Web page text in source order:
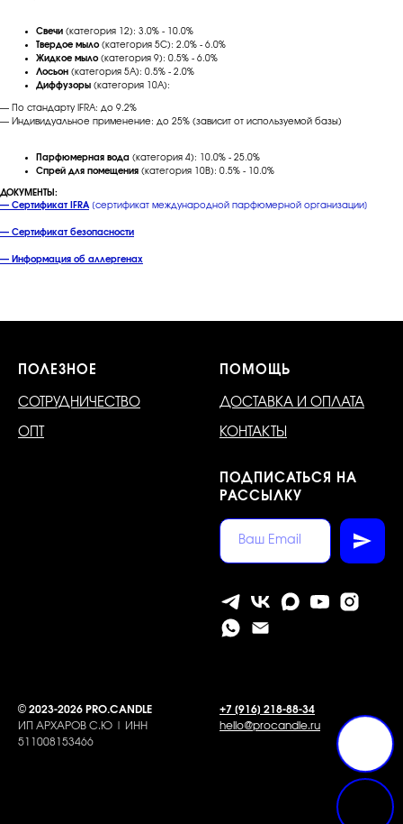
Свечи (категория 12): 3.0% - 10.0%
Твердое мыло(категория 5C): 2.0% - 6.0%
Жидкое мыло(категория 9): 0.5% - 6.0%
Лосьон (категория 5A): 0.5% - 2.0%
Диффузоры (категория 10A):
— По стандарту IFRA: до 9.2%
— Индивидуальное применение: до 25% (зависит от используемой базы)
Парфюмерная вода (категория 4): 10.0% - 25.0%
Спрей для помещения (категория 10B): 0.5% - 10.0%
ДОКУМЕНТЫ:
— Сертификат IFRA [сертификат международной парфюмерной организации]
— Сертификат безопасности
— Информация об аллергенах
ПОЛЕЗНОЕ
СОТРУДНИЧЕСТВО
ОПТ
ПОМОЩЬ
ДОСТАВКА И ОПЛАТА
КОНТАКТЫ
ПОДПИСАТЬСЯ НА
РАССЫЛКУ
© 2023-2026 PRO.CANDLE
ИП АРХАРОВ С.Ю | ИНН
511008153466
+7 [916] 218-88-34
hello@procandle.ru